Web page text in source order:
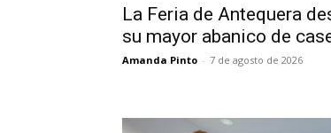
La Feria de Antequera
su mayor abanico de
Amanda Pinto - 7 de agosto de 2026